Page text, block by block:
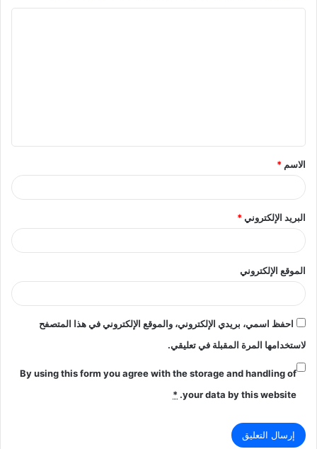
ق
*
الاسم *
البريد الإلكتروني*
الموقع الإلكتروني
احفظ اسمي، بريدي الإلكتروني، والموقع الإلكتروني في هذا المتصفح
لاستخدامها المرة المقبلة في تعليقي.
By using this form you agree with the storage and handling of
your data by this website.
*